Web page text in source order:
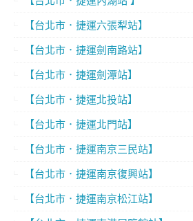
【台北市．捷運六張犁站】
【台北市．捷運劍南路站】
【台北市．捷運劍潭站】
【台北市．捷運北投站】
【台北市．捷運北門站】
【台北市．捷運南京三民站】
【台北市．捷運南京復興站】
【台北市．捷運南京松江站】